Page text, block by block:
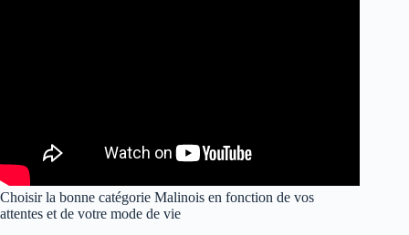
Choisir la bonne catégorie Malinois en fonction de vos
attentes et de votre mode de vie